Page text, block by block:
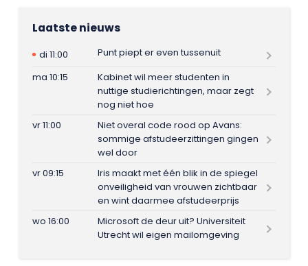
Laatste nieuws
di 11:00
Punt piept er even tussenuit
ma 10:15
Kabinet wil meer studenten in
nuttige studierichtingen, maar zegt
nog niet hoe
vr 11:00
Niet overal code rood op Avans:
sommige afstudeerzittingen gingen
wel door
vr 09:15
Iris maakt met één blik in de spiegel
onveiligheid van vrouwen zichtbaar
en wint daarmee afstudeerprijs
wo 16:00
Microsoft de deur uit? Universiteit
Utrecht wil eigen mailomgeving